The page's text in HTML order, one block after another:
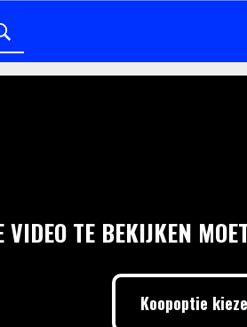
VIDEO TE BEKIJKEN
Koopoptie